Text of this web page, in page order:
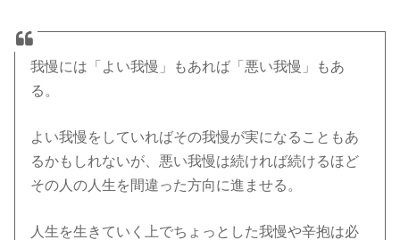
我慢には「よい我慢」もあれば「悪い我慢」もあ
る。
よい我慢をしていればその我慢が実になることもあ
るかもしれないが、悪い我慢は続ければ続けるほど
その人の人生を間違った方向に進ませる。
人生を生きていく上でちょっとした我慢や辛抱は必